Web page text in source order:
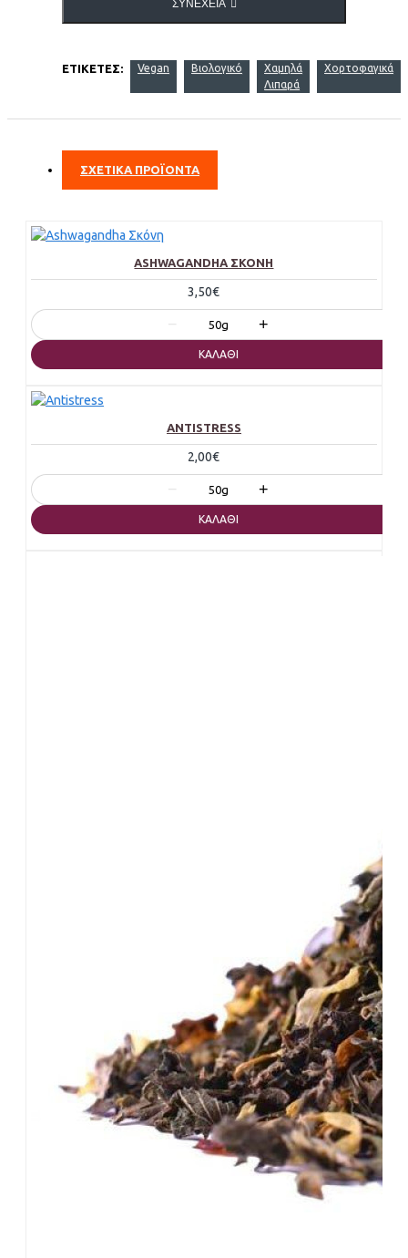
ΣΥΝΈΧΕΙΑ
ΕΤΙΚΈΤΕΣ: Vegan Βιολογικό
Χαμηλά
Λιπαρά
Χορτοφαγικά
ΣΧΕΤΙΚΑ ΠΡΟΪΟΝΤΑ
ASHWAGANDHA ΣΚΌΝΗ
3,50€
− 50g +
ΚΑΛΆΘΙ
ANTISTRESS
2,00€
− 50g +
ΚΑΛΆΘΙ